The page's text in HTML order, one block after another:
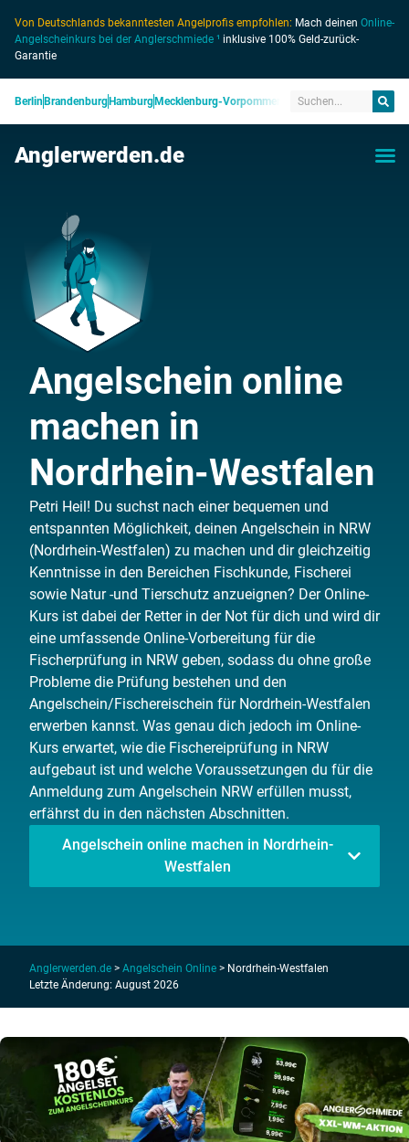
Von Deutschlands bekanntesten Angelprofis empfohlen: Mach deinen Online-
Angelscheinkurs bei der Anglerschmiede ¹ inklusive 100% Geld-zurück-
Garantie
Berlin Brandenburg Hamburg Mecklenburg-Vorpommern Niedersachsen
Anglerwerden.de
Angelschein online
machen in
Nordrhein-Westfalen
Petri Heil! Du suchst nach einer bequemen und
entspannten Möglichkeit, deinen Angelschein in NRW
(Nordrhein-Westfalen) zu machen und dir gleichzeitig
Kenntnisse in den Bereichen Fischkunde, Fischerei
sowie Natur -und Tierschutz anzueignen? Der Online-
Kurs ist dabei der Retter in der Not für dich und wird dir
eine umfassende Online-Vorbereitung für die
Fischerprüfung in NRW geben, sodass du ohne große
Probleme die Prüfung bestehen und den
Angelschein/Fischereischein für Nordrhein-Westfalen
erwerben kannst. Was genau dich jedoch im Online-
Kurs erwartet, wie die Fischereiprüfung in NRW
aufgebaut ist und welche Voraussetzungen du für die
Anmeldung zum Angelschein NRW erfüllen musst,
erfährst du in den nächsten Abschnitten.
Angelschein online machen in Nordrhein-
Westfalen
Anglerwerden.de > Angelschein Online > Nordrhein-Westfalen
Letzte Änderung: August 2026